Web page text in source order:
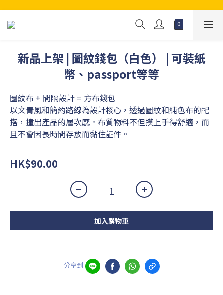
新品上架 | 圖紋錢包（白色） | 可裝紙
幣、passport等等
圖紋布 + 間隔設計 = 方布錢包
以文青風和簡約路線為設計核心，透過圖紋和純色布的配
搭，撞出產品的層次感。布質物料不但摸上手得舒適，而
且不會因長時間存放而黏住証件。
HK$90.00
加入購物車
分享到